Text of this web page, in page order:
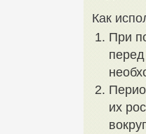
Как
При
их